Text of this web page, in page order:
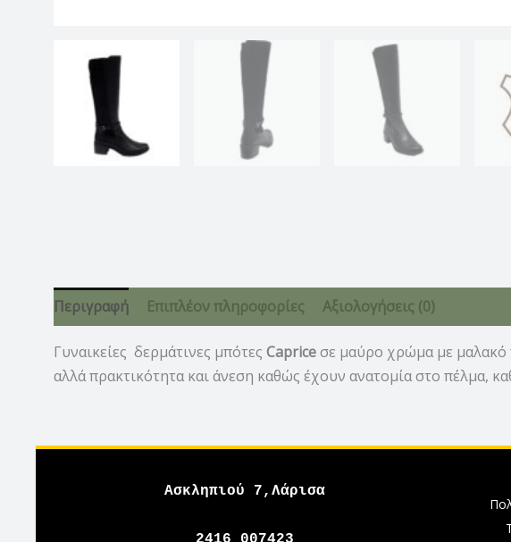
Περιγραφή Επιπλέον πληροφορίες Αξιολογήσεις (0)
Γυναικείες δερμάτινες μπότες Capriceσε μαύρο χρώμα με μαλακό
αλλά πρακτικότητα και άνεση καθώς έχουν ανατομία στο πέλμα,
Ασκληπιού 7,Λάρισα